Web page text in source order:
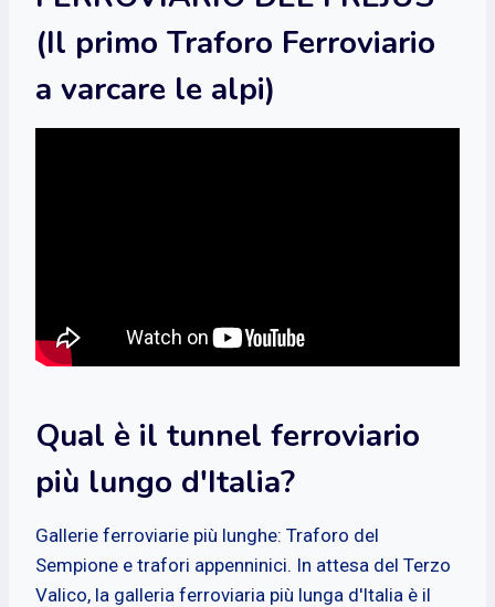
(Il primo Traforo Ferroviario
a varcare le alpi)
Qual è il tunnel ferroviario
più lungo d'Italia?
Gallerie ferroviarie più lunghe: Traforo del
Sempione e trafori appenninici. In attesa del Terzo
Valico, la galleria ferroviaria più lunga d'Italia è il